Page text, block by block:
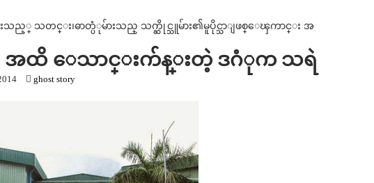
ည့္ သတင္း၊ဓာတ္ပံုမ်ားသည္ သက္ဆိုင္သူမ်ား၏မူပိုင္သာျဖစ္ေၾကာင္း အ
အထိ ေသာင္းက်န္းတဲ့ ဒဂံုက သရဲ
ghost story